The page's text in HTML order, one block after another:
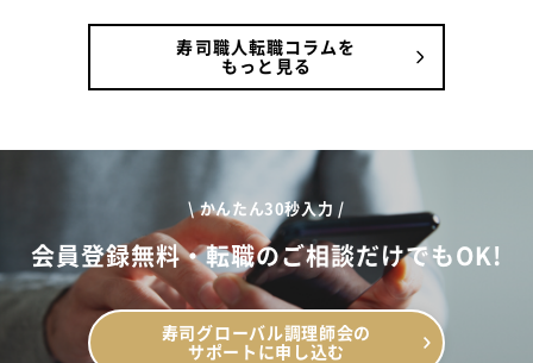
寿司職人転職コラムを
もっと見る
\ かんたん30秒入力 /
会員登録無料・転職のご相談だけでもOK!
寿司グローバル調理師会の
サポートに申し込む